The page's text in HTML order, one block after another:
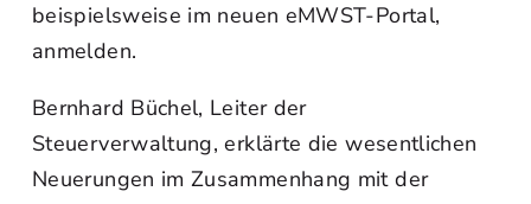
beispielsweise im neuen eMWST-Portal,
anmelden.
Bernhard Büchel, Leiter der
Steuerverwaltung, erklärte die wesentlichen
Neuerungen im Zusammenhang mit der